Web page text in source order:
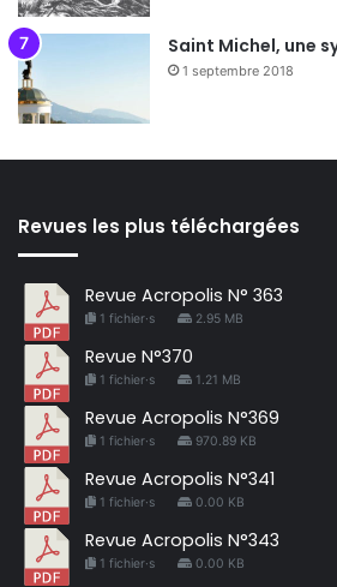
Saint Michel, une
1 septembre 2018
Revues les plus téléchargées
Revue Acropolis N° 363
1 fichier·s 2.95 MB
Revue N°370
1 fichier·s 1.21 MB
Revue Acropolis N°369
1 fichier·s 970.89 KB
Revue Acropolis N°341
1 fichier·s 0.00 KB
Revue Acropolis N°343
1 fichier·s 0.00 KB